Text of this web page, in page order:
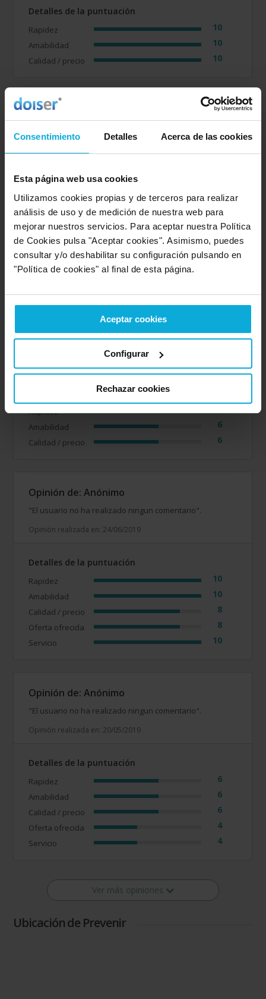
Consentimiento Detalles Acerca de las cookies
Esta página web usa cookies
Utilizamos cookies propias y de terceros para realizar
análisis de uso y de medición de nuestra web para
mejorar nuestros servicios. Para aceptar nuestra Política
de Cookies pulsa "Aceptar cookies". Asimismo, puedes
consultar y/o deshabilitar su configuración pulsando en
"Política de cookies" al final de esta página.
Aceptar cookies
Configurar
Rechazar cookies
Detalles de la puntuación
Rapidez 10
Amabilidad 10
Calidad / precio 10
Opinión de: Anónimo
primera llamada de contacto, muy mala. Sin mostrar
Opinión realizada en: 20/06/2023
Detalles de la puntuación
Rapidez 2
Amabilidad 2
Calidad / precio 6
muy costoso
Opinión realizada en: 17/03/2023
Detalles de la puntuación
Rapidez
Amabilidad 6
Calidad / precio 6
Opinión de: Anónimo
"El usuario no ha realizado ningun comentario".
Opinión realizada en: 24/06/2019
Detalles de la puntuación
Rapidez 10
Amabilidad 10
Calidad / precio 8
Oferta ofrecida 8
Servicio 10
Opinión de: Anónimo
"El usuario no ha realizado ningun comentario".
Opinión realizada en: 20/05/2019
Detalles de la puntuación
Rapidez 6
Amabilidad 6
Calidad / precio 6
Oferta ofrecida 4
Servicio 4
Ver más opiniones
Ubicación de Prevenir